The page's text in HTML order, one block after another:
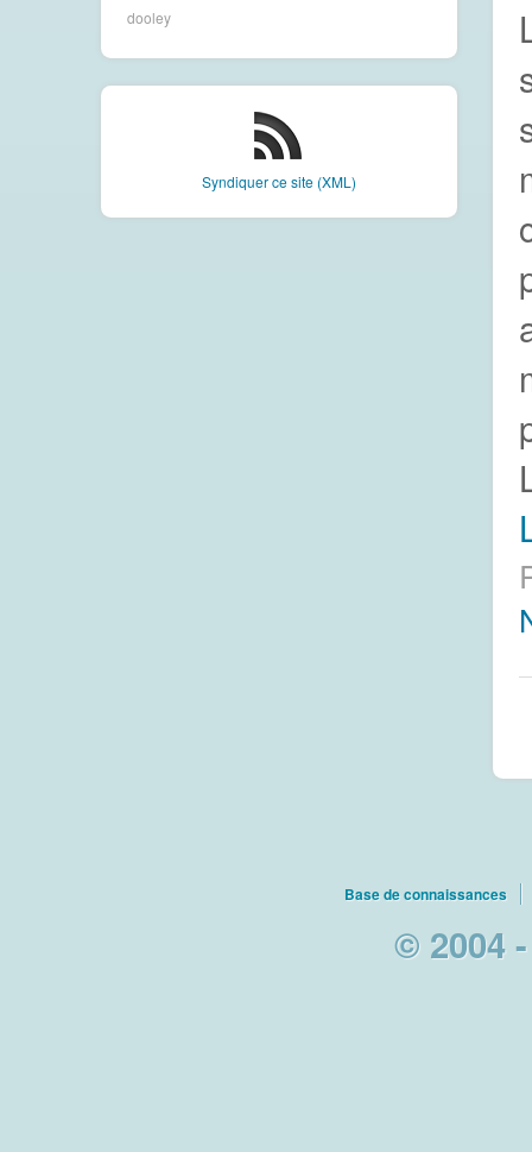
dooley
Syndiquer ce site (XML)
Base de connaissances
© 2004